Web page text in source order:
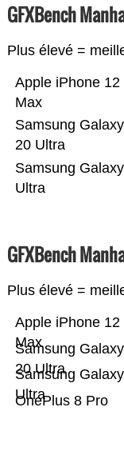
GFXBench
Plus élevé =
Samsung
Ultra
Samsung
20 Ultra
Apple iPhone 12
Max
GFXBench
Plus élevé =
OnePlus 8 Pro
Samsung
Ultra
Samsung
20 Ultra
Apple iPhone 12
Max